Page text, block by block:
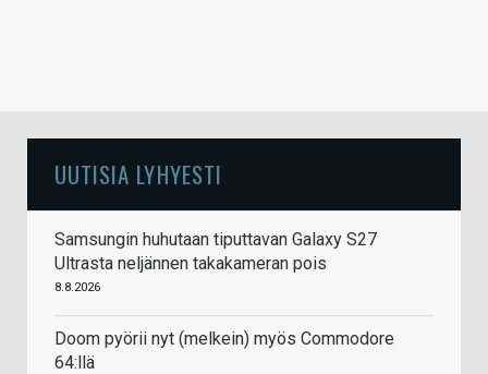
UUTISIA LYHYESTI
Samsungin huhutaan tiputtavan Galaxy S27
Ultrasta neljännen takakameran pois
8.8.2026
Doom pyörii nyt (melkein) myös Commodore
64:llä